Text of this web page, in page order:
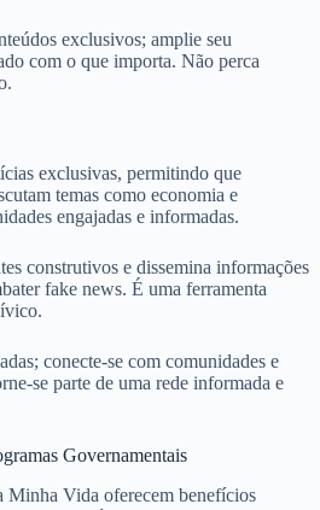
exclusivos; amplie seu
com o que importa. Não perca
exclusivas, permitindo que
temas como economia e
engajadas e informadas.
construtivos e dissemina informações
fake news. É uma ferramenta
conecte-se com comunidades e
se parte de uma rede informada e
Governamentais
Minha Vida oferecem benefícios